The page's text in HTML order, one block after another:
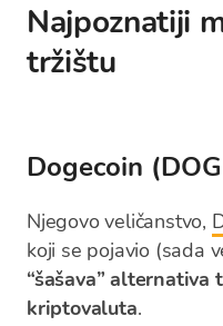
Najpoznatiji
tržištu
Dogecoin
Njegovo veličanstvo,
koji se pojavio (sada
“šašava”
kriptovaluta.